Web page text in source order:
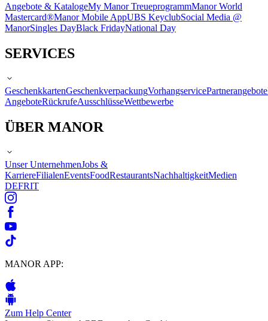
Angebote & KatalogeMy Manor TreueprogrammManor World
Mastercard®Manor Mobile AppUBS KeyclubSocial Media @
ManorSingles DayBlack FridayNational Day
SERVICES
GeschenkkartenGeschenkverpackungVorhangservicePartnerangebote
AngeboteRückrufeAusschlüsseWettbewerbe
ÜBER MANOR
Unser UnternehmenJobs &
KarriereFilialenEventsFoodRestaurantsNachhaltigkeitMedien
DEFRIT
MANOR APP:
Zum Help Center